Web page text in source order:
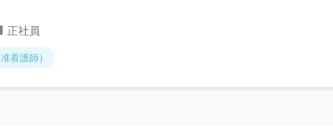
正社員
看護師）